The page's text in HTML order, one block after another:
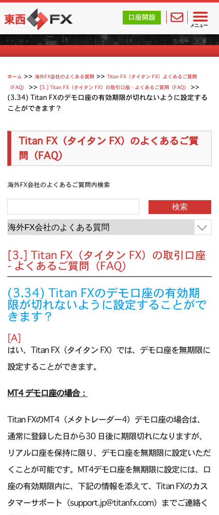
メニュー
東西FX｜海外FX会社（ブローカー）の無料口座開設サポ
口座開設
Titan（タイタン FX）よくあるご質問
ホーム >>海外FX会社のよくある質問 >>Titan FX（タイタン FX）よくあるご質問
（FAQ）
>> [3.] Titan FX（タイタン FX）の取引口座 - よくあるご質問（FAQ）
>>
(3.34) Titan FXのデモ口座の有効期限が切れないように設定する
ことができます？
Titan FX（タイタン FX）のよくあるご質
問（FAQ）
海外FX会社のよくあるご質問内検索
[3.] Titan FX（タイタン FX）の取引口座
- よくあるご質問（FAQ）
(3.34) Titan FXのデモ口座の有効期
限が切れないように設定することがで
きます？
[A]
はい、Titan FX（タイタン FX）では、デモ口座を無期限に
設定することができます。
MT4 デモ口座の場合：
Titan FXのMT4（メタトレーダー4）デモ口座の場合は、
通常に登録した日から30 日後に期限切れになりますが、
リアル口座を保持に限り、デモ口座を無期限に設定いただ
くことが可能です。MT4デモ口座を無期限に設定には、口
座の有効期限内に、下記の情報を添えて、Titan FXのカス
タマーサポート（support.jp@titanfx.com）までご連絡く